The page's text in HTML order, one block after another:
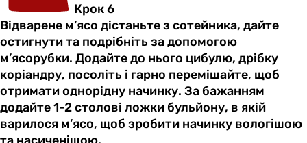
Крок 6
Відварене м’ясо дістаньте з сотейника, дайте
остигнути та подрібніть за допомогою
м’ясорубки. Додайте до нього цибулю, дрібку
коріандру, посоліть і гарно перемішайте, щоб
отримати однорідну начинку. За бажанням
додайте 1-2 столові ложки бульйону, в якій
варилося м’ясо, щоб зробити начинку вологішою